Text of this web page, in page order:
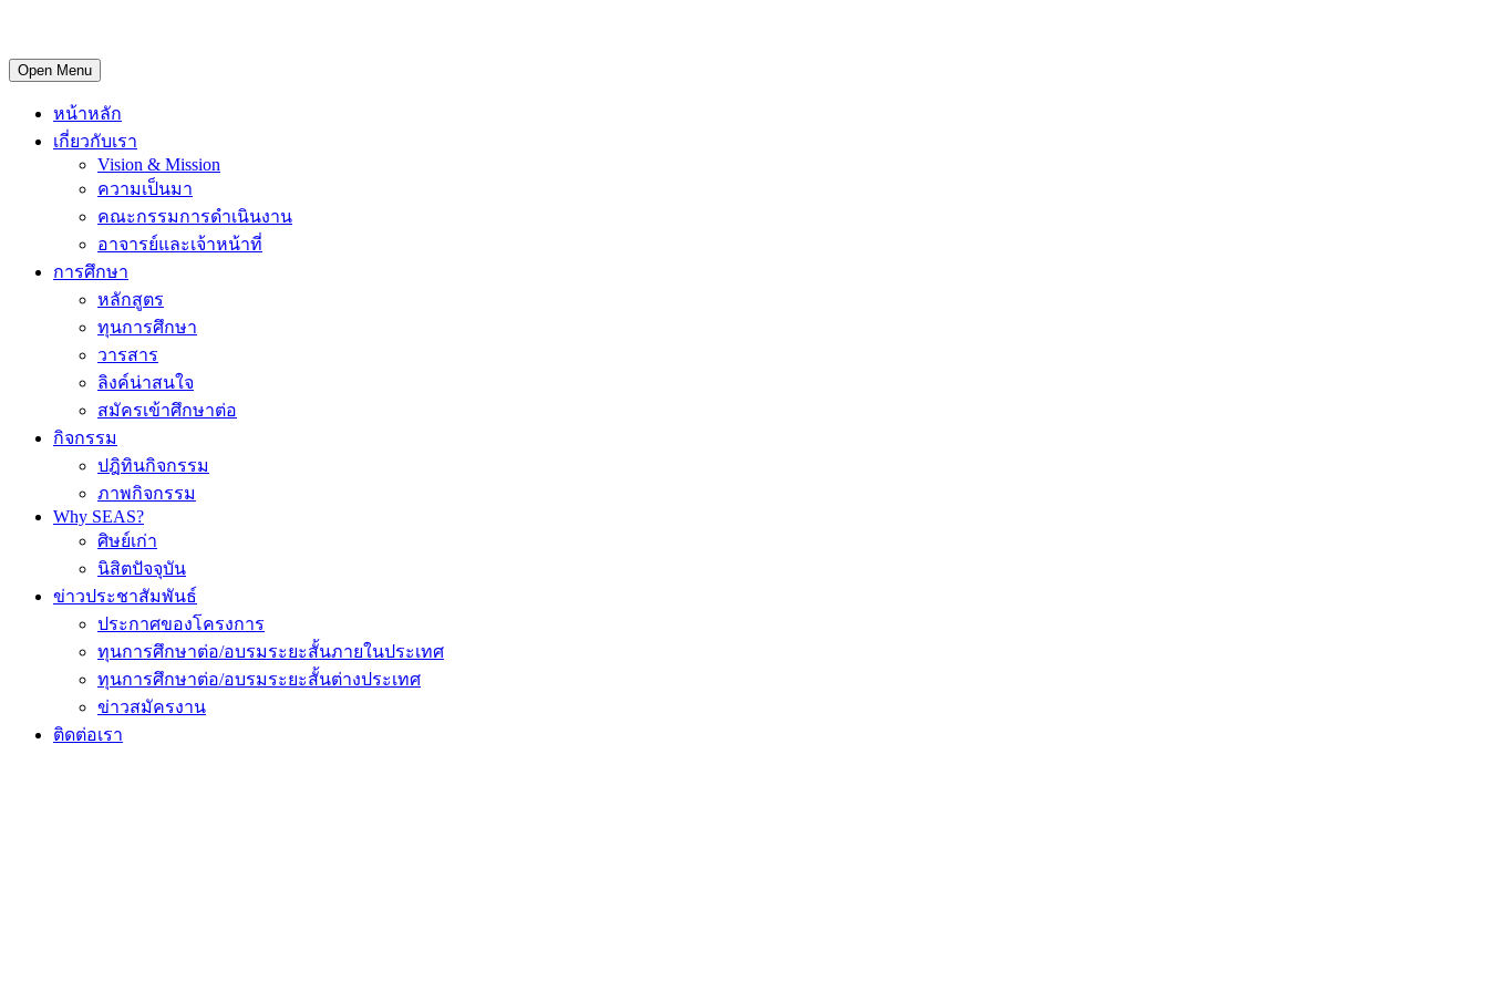
Open Menu
หน้าหลัก
เกี่ยวกับเรา
Vision & Mission
ความเป็นมา
คณะกรรมการดำเนินงาน
อาจารย์และเจ้าหน้าที่
การศึกษา
หลักสูตร
ทุนการศึกษา
วารสาร
ลิงค์น่าสนใจ
สมัครเข้าศึกษาต่อ
กิจกรรม
ปฎิทินกิจกรรม
ภาพกิจกรรม
Why SEAS?
ศิษย์เก่า
นิสิตปัจจุบัน
ข่าวประชาสัมพันธ์
ประกาศของโครงการ
ทุนการศึกษาต่อ/อบรมระยะสั้นภายในประเทศ
ทุนการศึกษาต่อ/อบรมระยะสั้นต่างประเทศ
ข่าวสมัครงาน
ติดต่อเรา